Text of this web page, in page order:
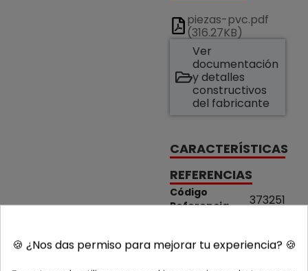
piezas-pvc.pdf
(316.27KB)
Ver
documentación
y detalles
constructivos
del fabricante
CARACTERÍSTICAS
REFERENCIAS
Código
Sasmak
373251
Referencia
PRODUCTOS DE LA MISMA CATEGORÍA
🍪 ¿Nos das permiso para mejorar tu experiencia? 🍪